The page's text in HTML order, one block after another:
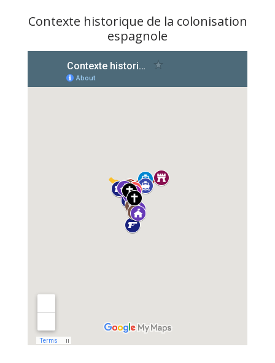
Contexte historique de la colonisation
espagnole